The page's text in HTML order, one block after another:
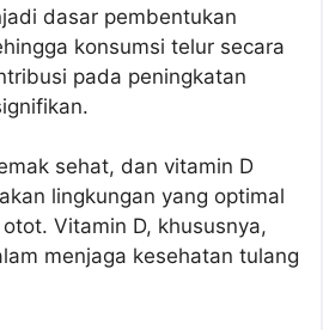
dasar pembentukan
konsumsi telur secara
pada peningkatan
sehat, dan vitamin D
lingkungan yang optimal
Vitamin D, khususnya,
menjaga kesehatan tulang